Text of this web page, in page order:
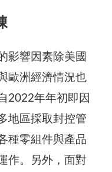
影響因素除美國
歐洲經濟情況也
2022年年初即因
地區採取封控管
種零組件與產品
作。另外，面對